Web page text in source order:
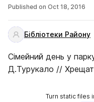
Published on Oct 18, 2016
Бібліотеки Району
Сімейний день у
Д.Турукало //
Turn static files